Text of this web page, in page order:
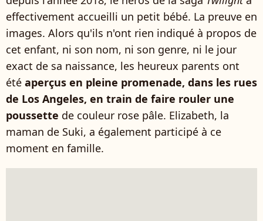
effectivement accueilli un petit bébé. La preuve en
images. Alors qu'ils n'ont rien indiqué à propos de
cet enfant, ni son nom, ni son genre, ni le jour
exact de sa naissance, les heureux parents ont
été aperçus en pleine promenade, dans les rues
de Los Angeles, en train de faire rouler une
poussette de couleur rose pâle. Elizabeth, la
maman de Suki, a également participé à ce
moment en famille.